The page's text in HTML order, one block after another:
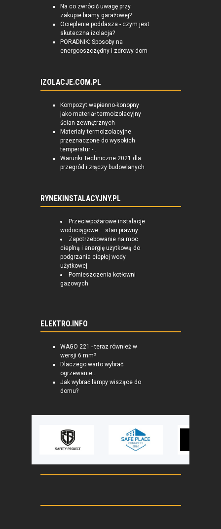
Na co zwrócić uwagę przy
zakupie bramy garażowej?
Ocieplenie poddasza - czym jest
skuteczna izolacja?
PORADNIK: Sposoby na
energooszczędny i zdrowy dom
IZOLACJE.COM.PL
Kompozyt wapienno-konopny
jako materiał termoizolacyjny
ścian zewnętrznych
Materiały termoizolacyjne
przeznaczone do wysokich
temperatur -...
Warunki Techniczne 2021 dla
przegród i złączy budowlanych
RYNEKINSTALACYJNY.PL
Przeciwpożarowe instalacje
wodociągowe – stan prawny
Zapotrzebowanie na moc
cieplną i energię użytkową do
podgrzania ciepłej wody
użytkowej
Pomieszczenia kotłowni
gazowych
ELEKTRO.INFO
WAGO 221 - teraz również w
wersji 6 mm²
Dlaczego warto wybrać
ogrzewanie...
Jak wybrać lampy wiszące do
domu?